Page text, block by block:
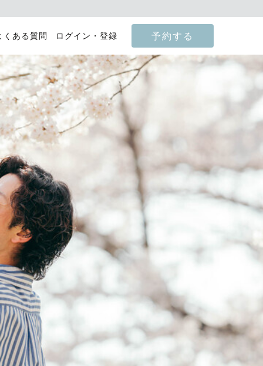
くある質問 ログイン・登録 予約する